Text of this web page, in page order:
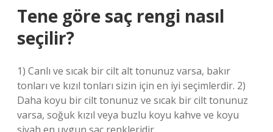
Tene göre saç rengi nasıl
seçilir?
1) Canlı ve sıcak bir cilt alt tonunuz varsa, bakır
tonları ve kızıl tonları sizin için en iyi seçimlerdir. 2)
Daha koyu bir cilt tonunuz ve sıcak bir cilt tonunuz
varsa, soğuk kızıl veya buzlu koyu kahve ve koyu